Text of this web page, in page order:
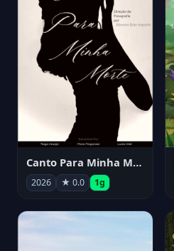
Canto Para Minha Morte
2026 ★ 0.0 1g